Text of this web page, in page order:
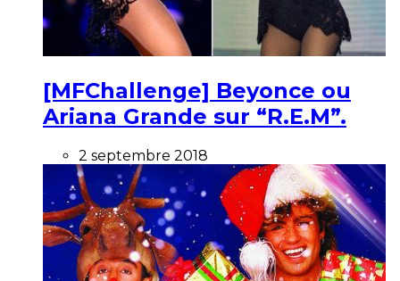
[MFChallenge] Beyonce ou
Ariana Grande sur “R.E.M”.
2 septembre 2018